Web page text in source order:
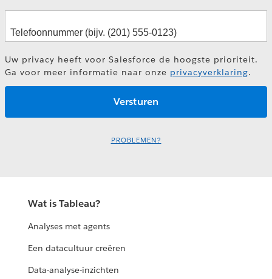
Uw privacy heeft voor Salesforce de hoogste prioriteit.
Ga voor meer informatie naar onze privacyverklaring.
PROBLEMEN?
Wat is Tableau?
Analyses met agents
Een datacultuur creëren
Data-analyse-inzichten